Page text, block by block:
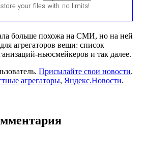
больше похожа на СМИ, но на ней
агрегаторов вещи: список
ньюсмейкеров и так далее.
Присылайте свои новости.
агрегаторы, Яндекс.Новости.